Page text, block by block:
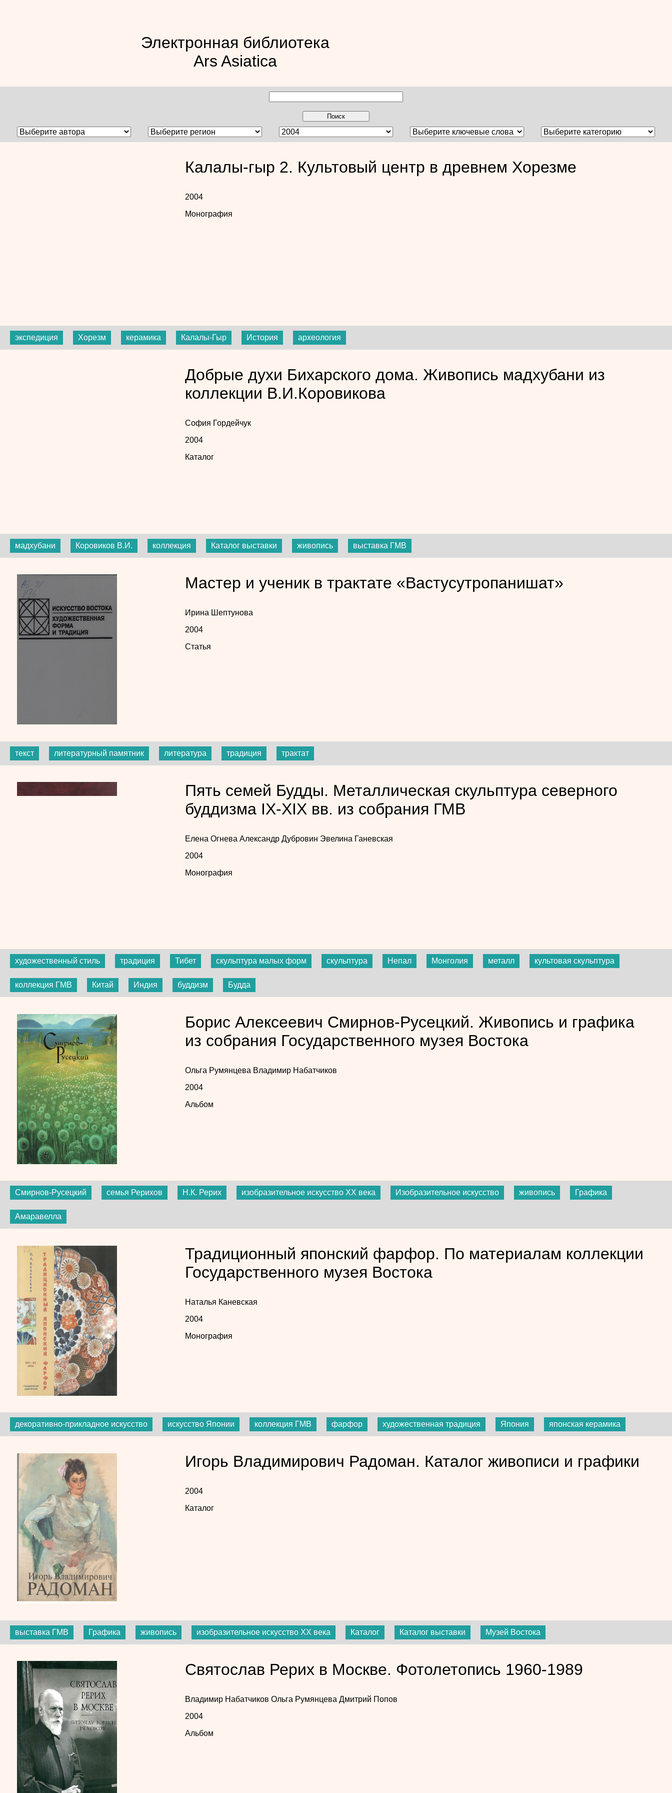
Электронная библиотека
Ars Asiatica
Калалы-гыр 2. Культовый центр в древнем Хорезме
2004
Монография
экспедиция Хорезм керамика Калалы-Гыр История археология
Добрые духи Бихарского дома. Живопись мадхубани из
коллекции В.И.Коровикова
София Гордейчук
2004
Каталог
мадхубани Коровиков В.И. коллекция Каталог выставки живопись выставка ГМВ
Мастер и ученик в трактате «Вастусутропанишат»
Ирина Шептунова
2004
Статья
текст литературный памятник литература традиция трактат
Пять семей Будды. Металлическая скульптура северного
буддизма IX-XIX вв. из собрания ГМВ
Елена Огнева Александр Дубровин Эвелина Ганевская
2004
Монография
художественный стиль традиция Тибет скульптура малых форм скульптура Непал Монголия металл культовая скульптура
коллекция ГМВ Китай Индия буддизм Будда
Борис Алексеевич Смирнов-Русецкий. Живопись и графика
из собрания Государственного музея Востока
Ольга Румянцева Владимир Набатчиков
2004
Альбом
Смирнов-Русецкий семья Рерихов Н.К. Рерих изобразительное искусство ХХ века Изобразительное искусство живопись Графика
Амаравелла
Традиционный японский фарфор. По материалам коллекции
Государственного музея Востока
Наталья Каневская
2004
Монография
декоративно-прикладное искусство искусство Японии коллекция ГМВ фарфор художественная традиция Япония японская керамика
Игорь Владимирович Радоман. Каталог живописи и графики
2004
Каталог
выставка ГМВ Графика живопись изобразительное искусство ХХ века Каталог Каталог выставки Музей Востока
Святослав Рерих в Москве. Фотолетопись 1960-1989
Владимир Набатчиков Ольга Румянцева Дмитрий Попов
2004
Альбом